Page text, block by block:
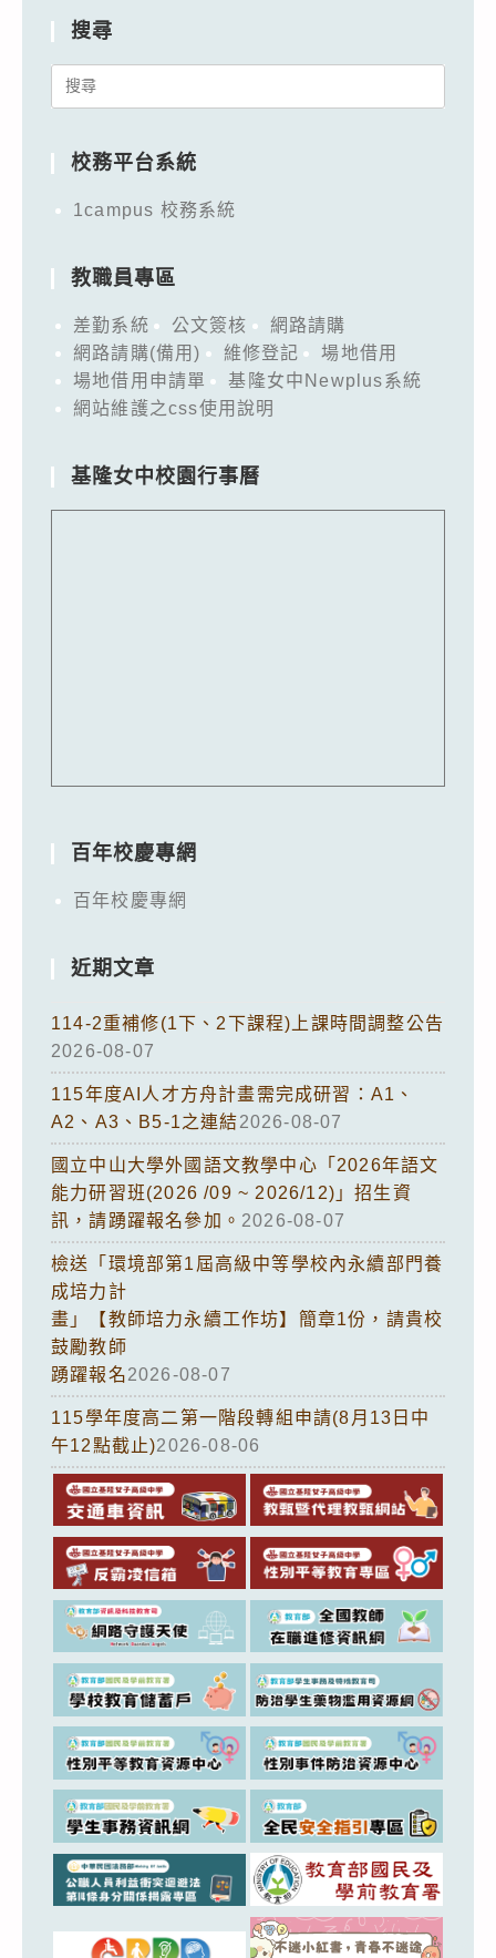
搜尋
Search
校務平台系統
1campus 校務系統
教職員專區
差勤系統 公文簽核
網路請購
網路請購(備用)
維修登記
場地借用
場地借用申請單
基隆女中Newplus系統
網站維護之css使用說明
基隆女中校園行事曆
百年校慶專網
百年校慶專網
近期文章
114-2重補修(1下、2下課程)上課時間調整公告
2026-08-07
115年度AI人才方舟計畫需完成研習：A1、
A2、A3、B5-1之連結2026-08-07
國立中山大學外國語文教學中心「2026年語文
能力研習班(2026 /09 ~ 2026/12)」招生資
訊，請踴躍報名參加。 2026-08-07
檢送「環境部第1屆高級中等學校內永續部門養
成培力計
畫」【教師培力永續工作坊】簡章1份，請貴校
鼓勵教師
踴躍報名2026-08-07
115學年度高二第一階段轉組申請(8月13日中
午12點截止)2026-08-06